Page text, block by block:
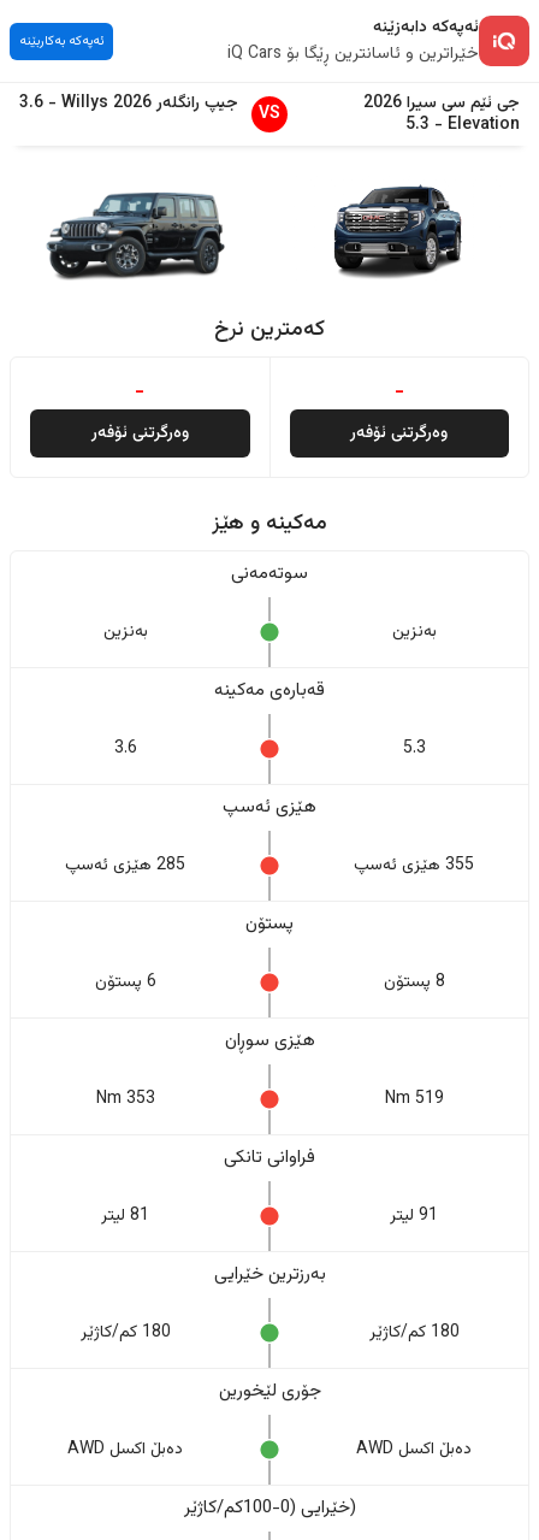
ئەپەکە دابەزێنە
خێراترین و ئاسانترین ڕێگا بۆ iQ Cars
ئەپەکە بەکاربێنە
جی ئێم سی سیرا2026
Elevation
-
5.3
VS جیپ رانگلەر2026
Willys
-
3.6
کەمترین نرخ
-
وەرگرتنی ئۆفەر
-
وەرگرتنی ئۆفەر
مەکینە و هێز
سوتەمەنی
بەنزین بەنزین
قەبارەی مەکینە
5.3
3.6
هێزی ئەسپ
355 هێزی ئەسپ 285 هێزی ئەسپ
پستۆن
8 پستۆن 6 پستۆن
هێزی سوڕان
519 Nm
353 Nm
فراوانی تانکی
91 لیتر 81 لیتر
بەرزترین خێرایی
180 کم/کاژێر 180 کم/کاژێر
جۆری لێخورین
دەبڵ اکسل AWD دەبڵ اکسل AWD
(خێرایی (0-100کم/کاژێر